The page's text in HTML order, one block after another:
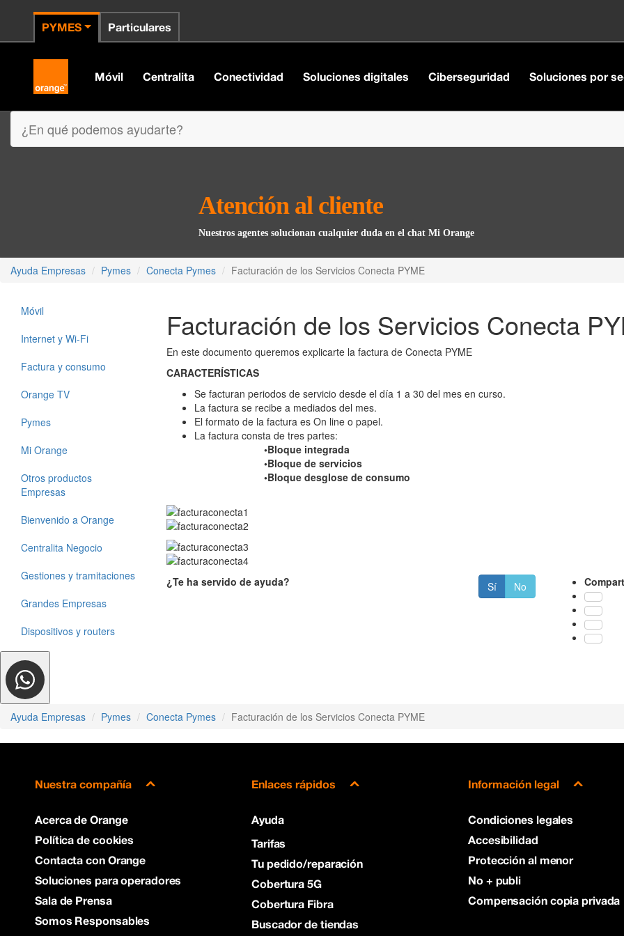
PYMES
Particulares
Móvil Centralita Conectividad Soluciones digitales Ciberseguridad Soluciones por
¿En qué podemos ayudarte?
Atención al cliente
Nuestros agentes solucionan cualquier duda en el chat Mi Orange
Ayuda Empresas Pymes Conecta Pymes Facturación de los Servicios Conecta PYME
Móvil
Internet y Wi-Fi
Factura y consumo
Orange TV
Pymes
Mi Orange
Otros productos
Empresas
Bienvenido a Orange
Centralita Negocio
Gestiones y tramitaciones
Grandes Empresas
Dispositivos y routers
Facturación de los Servicios Conecta
En este documento queremos explicarte la factura de Conecta PYME
CARACTERÍSTICAS
Se facturan periodos de servicio desde el día 1 a 30 del mes en curso.
La factura se recibe a mediados del mes.
El formato de la factura es On line o papel.
La factura consta de tres partes:
•Bloque integrada
•Bloque de servicios
•Bloque desglose de consumo
¿Te ha servido de ayuda? Sí No
Ayuda Empresas Pymes Conecta Pymes Facturación de los Servicios Conecta PYME
Nuestra compañía
Acerca de Orange
Política de cookies
Contacta con Orange
Soluciones para operadores
Sala de Prensa
Somos Responsables
Enlaces rápidos
Ayuda
Tarifas
Tu pedido/reparación
Cobertura 5G
Cobertura Fibra
Buscador de tiendas
Información legal
Condiciones legales
Accesibilidad
Protección al menor
No + publi
Compensación copia privada